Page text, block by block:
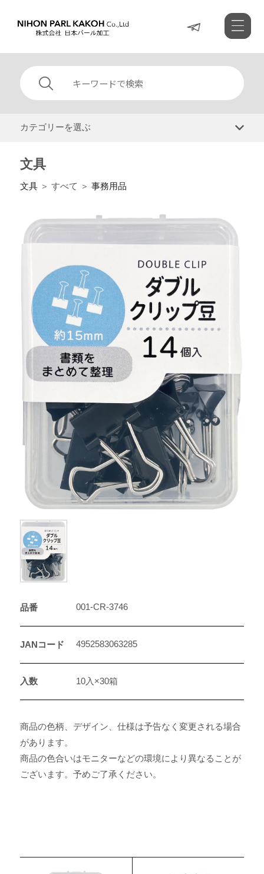
カテゴリーを選ぶ
文具
文具＞ すべて ＞ 事務用品
品番 001-CR-3746
JANコード 4952583063285
入数 10入×30箱
商品の色柄、デザイン、仕様は予告なく変更される場合
があります。
商品の色合いはモニターなどの環境により異なることが
ございます。予めご了承ください。